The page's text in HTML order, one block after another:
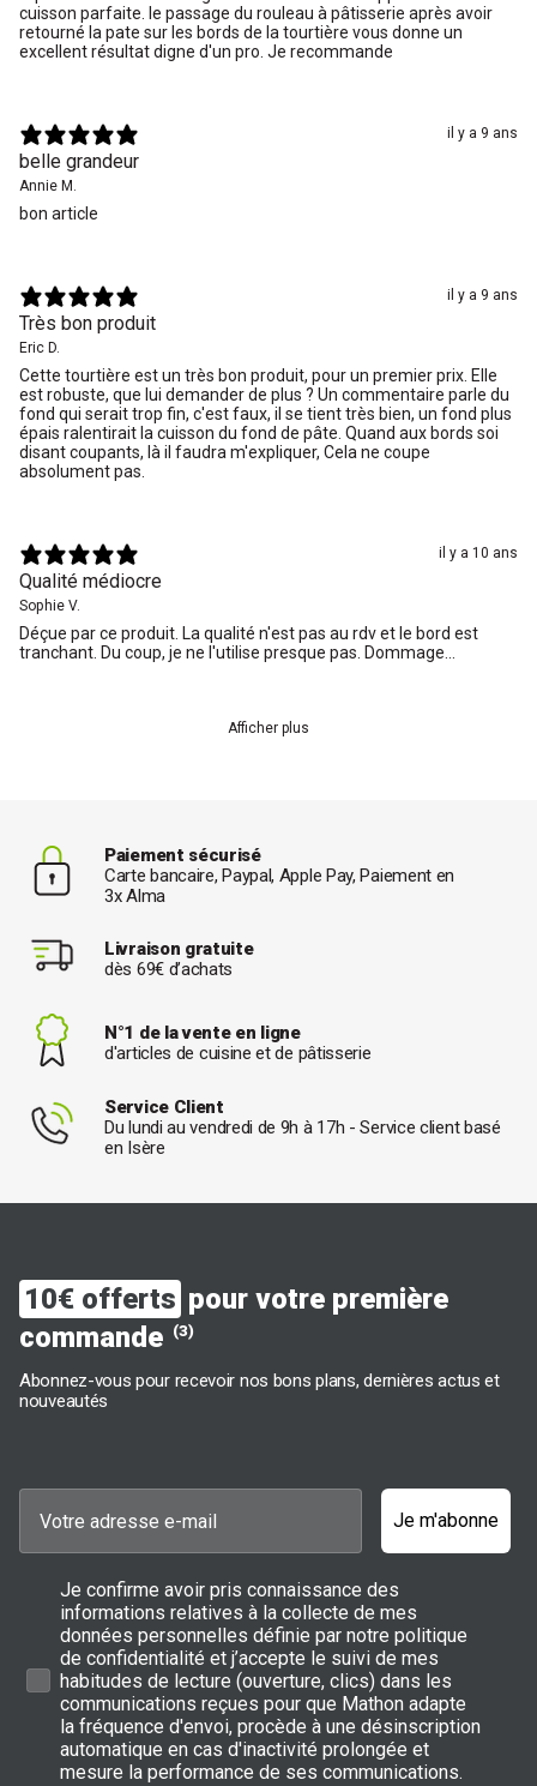
cuisson parfaite. le passage du rouleau à pâtisserie après avoir
retourné la pate sur les bords de la tourtière vous donne un
excellent résultat digne d'un pro. Je recommande
il y a 9 ans
belle grandeur
Annie M.
bon article
il y a 9 ans
Très bon produit
Eric D.
Cette tourtière est un très bon produit, pour un premier prix. Elle
est robuste, que lui demander de plus ? Un commentaire parle du
fond qui serait trop fin, c'est faux, il se tient très bien, un fond plus
épais ralentirait la cuisson du fond de pâte. Quand aux bords soi
disant coupants, là il faudra m'expliquer, Cela ne coupe
absolument pas.
il y a 10 ans
Qualité médiocre
Sophie V.
Déçue par ce produit. La qualité n'est pas au rdv et le bord est
tranchant. Du coup, je ne l'utilise presque pas. Dommage...
Afficher plus
Paiement sécurisé
Carte bancaire, Paypal, Apple Pay, Paiement en
3x Alma
Livraison gratuite
dès 69€ d’achats
N°1 de la vente en ligne
d'articles de cuisine et de pâtisserie
Service Client
Du lundi au vendredi de 9h à 17h - Service client basé
en Isère
10€ offerts pour votre première
commande (3)
Abonnez-vous pour recevoir nos bons plans, dernières actus et
nouveautés
Je m'abonne
Je confirme avoir pris connaissance des
informations relatives à la collecte de mes
données personnelles définie par notre politique
de confidentialité et j’accepte le suivi de mes
habitudes de lecture (ouverture, clics) dans les
communications reçues pour que Mathon adapte
la fréquence d'envoi, procède à une désinscription
automatique en cas d'inactivité prolongée et
mesure la performance de ses communications.